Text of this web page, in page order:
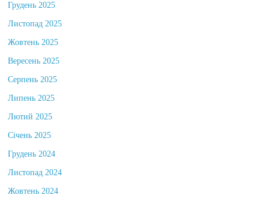
Грудень 2025
Листопад 2025
Жовтень 2025
Вересень 2025
Серпень 2025
Липень 2025
Лютий 2025
Січень 2025
Грудень 2024
Листопад 2024
Жовтень 2024